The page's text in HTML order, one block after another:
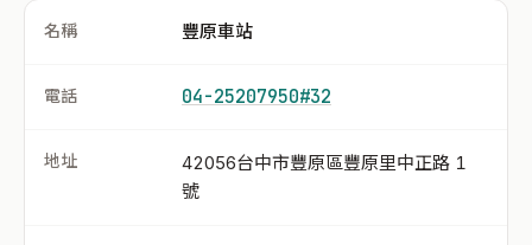
名稱 豐原車站
電話 04-25207950#32
地址
42056台中市豐原區豐原里中正路 1
號